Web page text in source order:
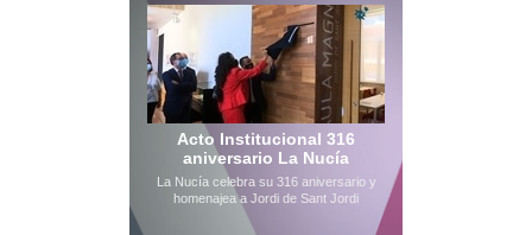
Acto Institucional 316
aniversario La Nucía
La Nucía celebra su 316 aniversario y
homenajea a Jordi de Sant Jordi